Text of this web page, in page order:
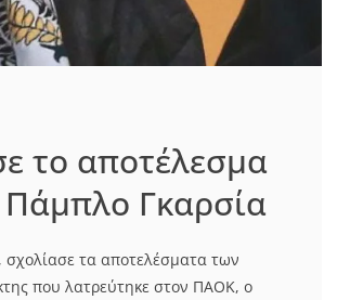
το αποτέλεσμα
Γκαρσία
σχολίασε τα αποτελέσματα των
που λατρεύτηκε στον ΠΑΟΚ, ο